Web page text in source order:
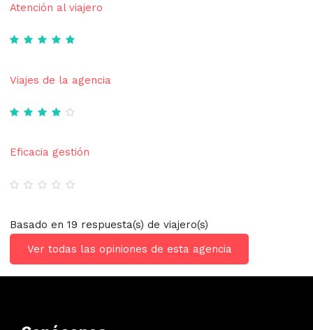
Atención al viajero
Viajes de la agencia
Eficacia gestión
Basado en 19 respuesta(s) de viajero(s)
Ver todas las opiniones de esta agencia